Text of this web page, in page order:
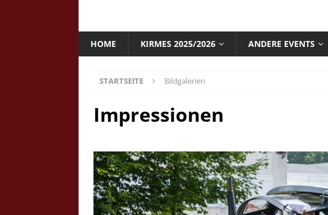
HOME KIRMES 2025/2026 ANDERE EVENTS
STARTSEITE Bildgalerien
Impressionen